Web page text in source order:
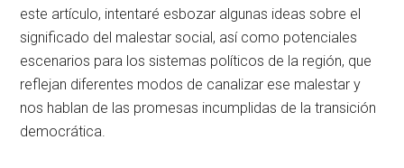
este artículo, intentaré esbozar algunas ideas sobre el
significado del malestar social, así como potenciales
escenarios para los sistemas políticos de la región, que
reflejan diferentes modos de canalizar ese malestar y
nos hablan de las promesas incumplidas de la transición
democrática.